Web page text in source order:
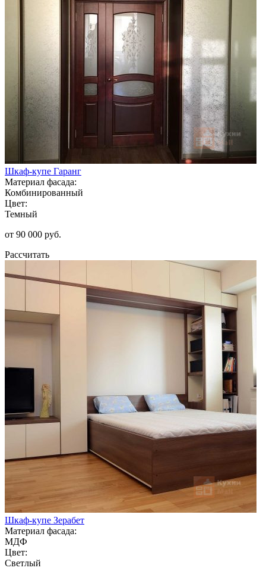
Шкаф-купе Гаранг
Материал фасада:
Комбинированный
Цвет:
Темный
от 90 000 руб.
Рассчитать
Шкаф-купе Зерабет
Материал фасада:
МДФ
Цвет:
Светлый